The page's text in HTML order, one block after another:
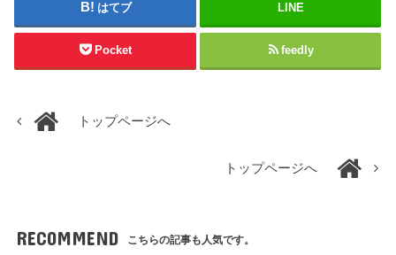
はてブ LINE
Pocket feedly
トップページへ
トップページへ
RECOMMEND こちらの記事も人気です。